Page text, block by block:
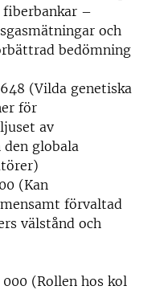
fiberbankar –
och
bedömning
(Vilda genetiska
för
av
globala
(Kan
förvaltad
välstånd och
000 (Rollen hos kol